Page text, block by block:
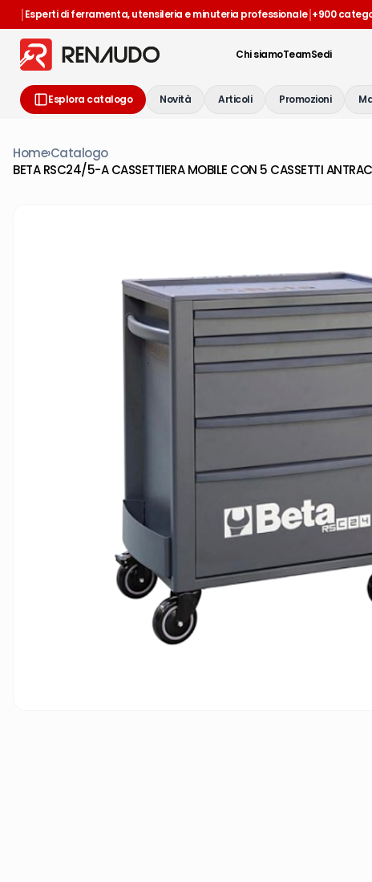
|Esperti di ferramenta, utensileria e minuteria professionale|+900
Chi siamoTeamSedi
Esplora catalogo Novità Articoli Promozioni
Home›Catalogo
BETA RSC24/5-A CASSETTIERA MOBILE CON 5 CASSETTI